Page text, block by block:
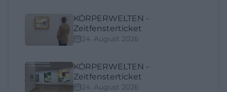
KÖRPERWELTEN -
Zeitfensterticket
24. August 2026
KÖRPERWELTEN -
Zeitfensterticket
24. August 2026